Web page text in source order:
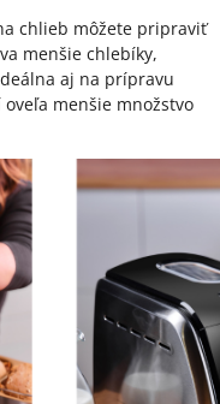
chlieb môžete pripraviť
menšie chlebíky,
aj na prípravu
menšie množstvo